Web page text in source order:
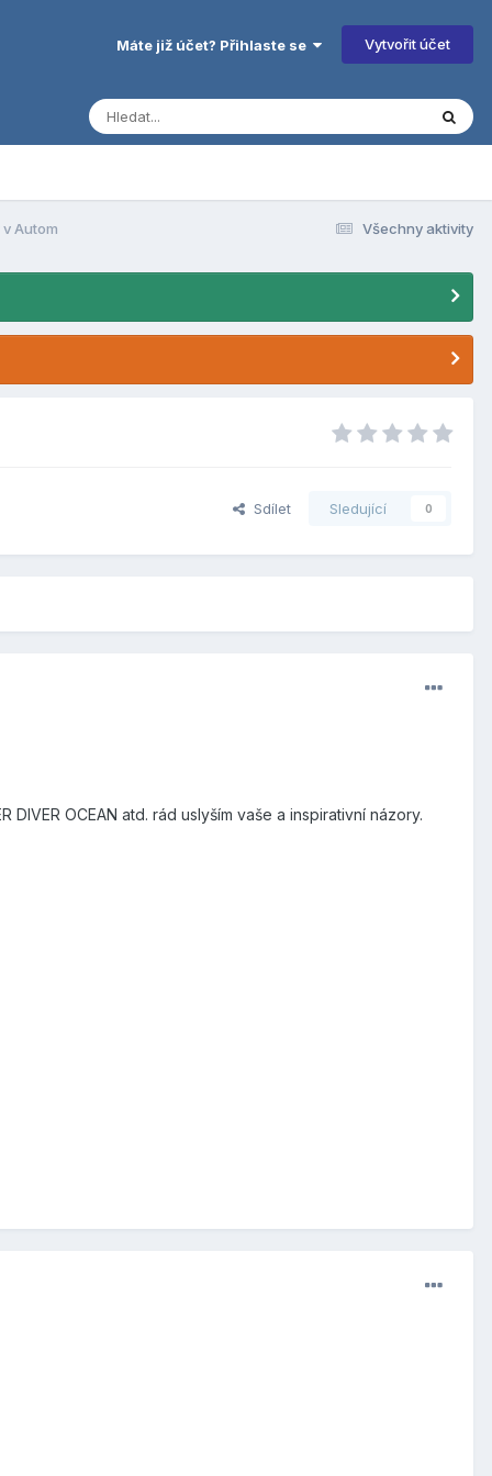
Máte již účet? Přihlaste se Vytvořit účet
Všechny aktivity
Autom
Sdílet Sledující 0
OCEAN atd. rád uslyším vaše a inspirativní názory.